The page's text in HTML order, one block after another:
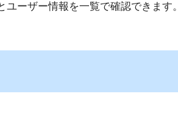
ーザー情報を一覧で確認できます。